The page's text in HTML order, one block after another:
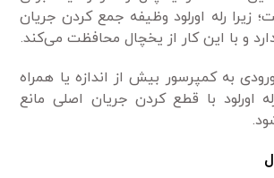
زیرا رله اورلود وظیفه جمع کردن جریان
و با این کار از یخچال محافظت می‌کند.
به کمپرسور بیش از اندازه یا همراه
اورلود با قطع کردن جریان اصلی مانع